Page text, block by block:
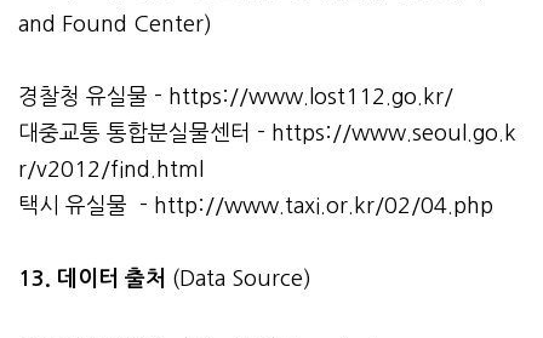
and Found Center)
경찰청 유실물 - https://www.lost112.go.kr/
대중교통 통합분실물센터 - https://www.seoul.go.k
r/v2012/find.html
택시 유실물 - http://www.taxi.or.kr/02/04.php
13. 데이터 출처 (Data Source)